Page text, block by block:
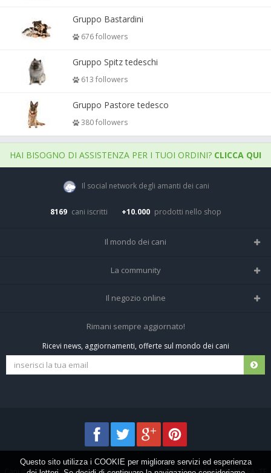
Gruppo Bastardini
676 followers
Gruppo Spitz tedeschi
613 followers
Gruppo Pastore tedesco
380 followers
HAI BISOGNO DI ASSISTENZA PER I TUOI ORDINI? CLICCA QUI
Il social network degli amanti dei cani
8169 cani iscritti +10.000 prodotti nello shop
Il mondo dei cani
Tutte le razze
La community
Home
Tutti i cani iscritti
Il negozio online
Negozio per cani
Spedizioni e resi
Rimani sempre aggiornato!
Ricevi news, aggiornamenti, offerte sul mondo dei cani
Questo sito utilizza i COOKIE per migliorare servizi ed esperienza